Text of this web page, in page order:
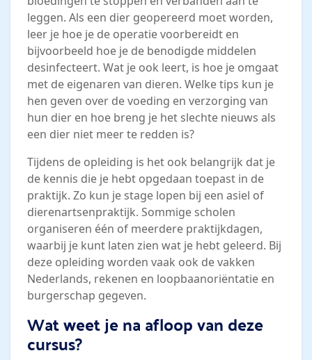
leggen. Als een dier geopereerd moet worden,
leer je hoe je de operatie voorbereidt en
bijvoorbeeld hoe je de benodigde middelen
desinfecteert. Wat je ook leert, is hoe je omgaat
met de eigenaren van dieren. Welke tips kun je
hen geven over de voeding en verzorging van
hun dier en hoe breng je het slechte nieuws als
een dier niet meer te redden is?
Tijdens de opleiding is het ook belangrijk dat je
de kennis die je hebt opgedaan toepast in de
praktijk. Zo kun je stage lopen bij een asiel of
dierenartsenpraktijk. Sommige scholen
organiseren één of meerdere praktijkdagen,
waarbij je kunt laten zien wat je hebt geleerd. Bij
deze opleiding worden vaak ook de vakken
Nederlands, rekenen en loopbaanoriëntatie en
burgerschap gegeven.
Wat weet je na afloop van deze
cursus?